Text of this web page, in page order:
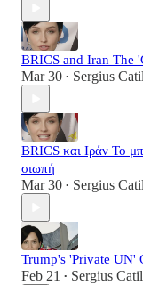
BRICS and Iran The
Mar 30 • Sergius
BRICS και Ιράν Το
σιωπή
Mar 30 • Sergius
Trump's 'Private UN'
Feb 21 • Sergius